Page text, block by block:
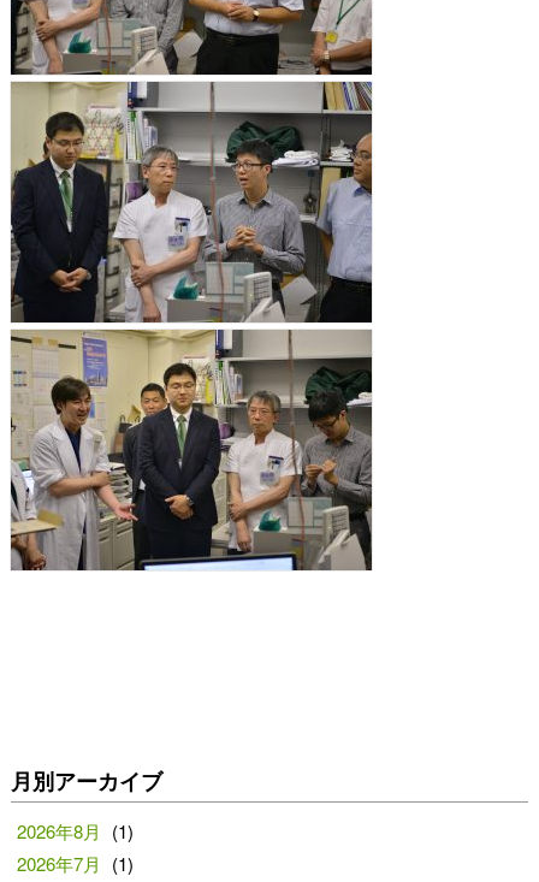
月別アーカイブ
2026年8月
(1)
2026年7月
(1)